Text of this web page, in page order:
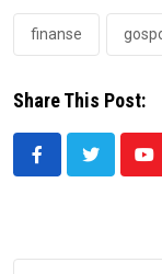
finanse
Share This Post: